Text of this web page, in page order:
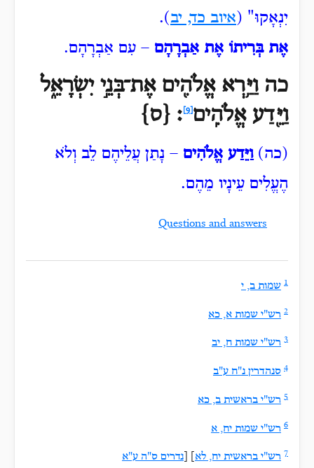
יִנְאָקוּ" (איוב כד, יב).
אֶת בְּרִיתוֹ אֶת אַבְרָהָם – עִם אַבְרָהָם.
כה וַיַּ֥רְא אֱלֹהִ֖ים אֶת־בְּנֵ֣י יִשְׂרָאֵ֑ל
וַיֵּ֖דַע אֱלֹהִֽים ׃ {ס}
(כה)וַיֵּדַע אֱלֹהִים – נָתַן עֲלֵיהֶם לֵב וְלֹא
הֶעֱלִים עֵינָיו מֵהֶם.
Questions and answers
1 שמות ב, י
2 רש"י שמות א, כא
3 רש"י שמות ח, יב
4 סנהדרין נ"ח ע"ב
5 רש"י בראשית ב, כא
6 רש"י שמות יח, א
7 רש"י בראשית יח, לא נדרים ס"ה ע"א